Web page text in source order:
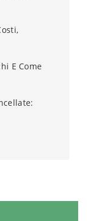
E Come